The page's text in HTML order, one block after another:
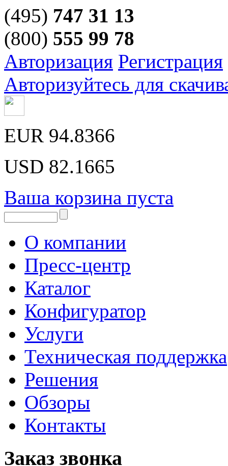
(495) 747 31 13
(800) 555 99 78
Авторизация Регистрация
Авторизуйтесь для
EUR 94.8366
USD 82.1665
Ваша корзина пуста
О компании
Пресс-центр
Каталог
Конфигуратор
Услуги
Техническая поддержка
Решения
Обзоры
Контакты
Заказ звонка